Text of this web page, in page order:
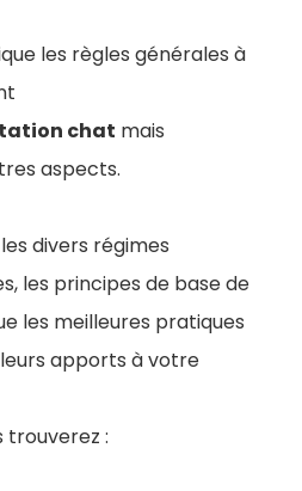
les règles générales à
chat mais
aspects.
divers régimes
les principes de base de
les meilleures pratiques
apports à votre
trouverez :